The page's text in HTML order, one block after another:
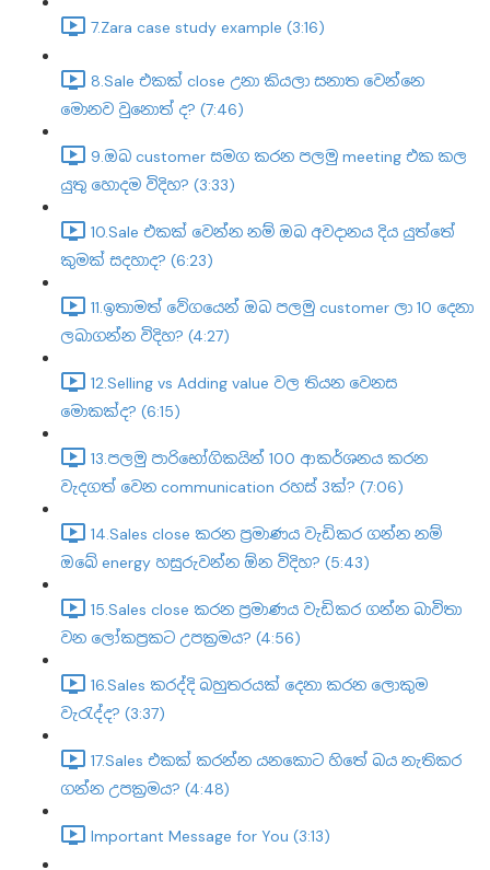
7.Zara case study example (3:16)
8.Sale එකක් close උනා කියලා සනාත වෙන්නෙ
මොනව වුනොත් ද? (7:46)
9.ඔබ customer සමග කරන පලමු meeting එක කල
යුතු හොදම විදිහ? (3:33)
10.Sale එකක් වෙන්න නම් ඔබ අවදානය දිය යුත්තේ
කුමක් සදහාද? (6:23)
11.ඉතාමත් වේගයෙන් ඔබ පලමු customer ලා 10 දෙනා
ලබාගන්න විදිහ? (4:27)
12.Selling vs Adding value වල තියන වෙනස
මොකක්ද? (6:15)
13.පලමු පාරිභෝගිකයින් 100 ආකර්ශනය කරන
වැදගත් වෙන communication රහස් 3ක්? (7:06)
14.Sales close කරන ප්‍රමාණය වැඩිකර ගන්න නම්
ඔබේ energy හසුරුවන්න ඕන විදිහ? (5:43)
15.Sales close කරන ප්‍රමාණය වැඩිකර ගන්න බාවිතා
වන ලෝකප්‍රකට උපක්‍රමය? (4:56)
16.Sales කරද්දි බහුතරයක් දෙනා කරන ලොකුම
වැරැද්ද? (3:37)
17.Sales එකක් කරන්න යනකොට හිතේ බය නැතිකර
ගන්න උපක්‍රමය? (4:48)
Important Message for You (3:13)